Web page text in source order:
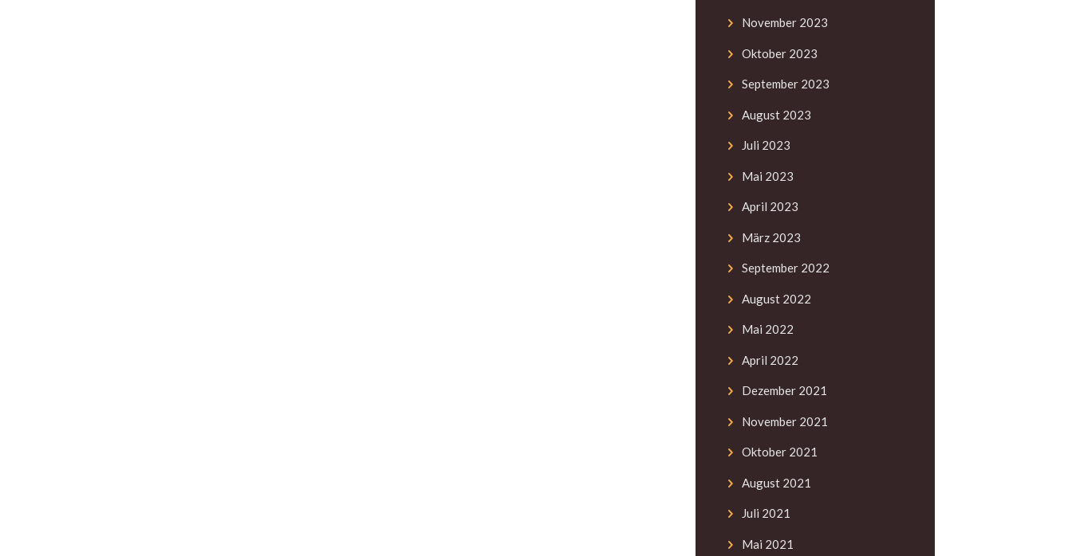
November 2023
Oktober 2023
September 2023
August 2023
Juli 2023
Mai 2023
April 2023
März 2023
September 2022
August 2022
Mai 2022
April 2022
Dezember 2021
November 2021
Oktober 2021
August 2021
Juli 2021
Mai 2021